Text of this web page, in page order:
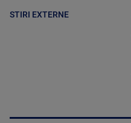
STIRI EXTERNE